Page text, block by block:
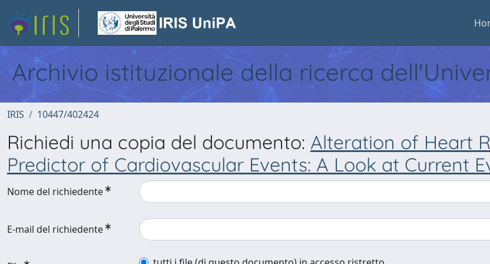
Archivio istituzionale della ricerca
IRIS 10447/402424
Richiedi una copia del documento: Alteration of Heart
Predictor of Cardiovascular Events: A Look at Current
Nome del richiedente
E-mail del richiedente